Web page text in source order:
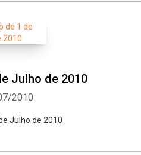
Julho de 2010
2010
Julho de 2010